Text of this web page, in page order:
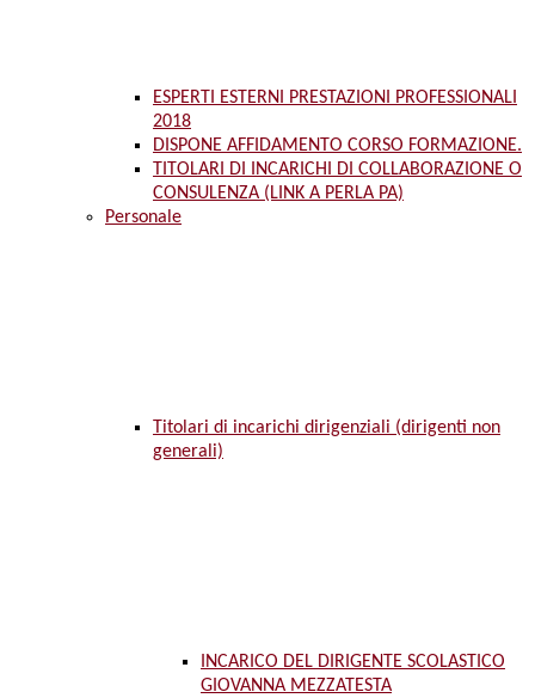
ESPERTI ESTERNI PRESTAZIONI PROFESSIONALI
2018
DISPONE AFFIDAMENTO CORSO FORMAZIONE.
TITOLARI DI INCARICHI DI COLLABORAZIONE O
CONSULENZA (LINK A PERLA PA)
Personale
Titolari di incarichi dirigenziali (dirigenti non
generali)
INCARICO DEL DIRIGENTE SCOLASTICO
GIOVANNA MEZZATESTA